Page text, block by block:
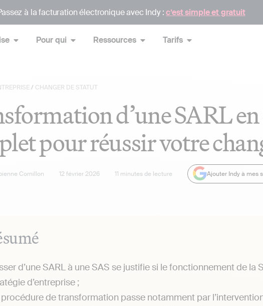
à la facturation électronique avec Indy :c’est simple et gratuit
Pour qui Ressources Tarifs
/ CHANGER DE STATUT
d’une SARL en
pour réussir votre
Cornillon 12 février 2026 11 minutes de lecture Ajouter Indy à mes
d’une SARL à une SAS se justifie si le fonctionnement de la
d’entreprise ;
de transformation passe notamment par